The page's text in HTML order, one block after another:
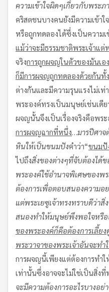
ความเข้าใจผิดๆเกี่ยวกับพระ
คริสตชนบางคนยังมีความเข้าใ
หรือถูกทดลองได้ซึ่งเป็นความเ
แม้ว่าจะมีธรรมชาติพระเจ้าแต่
จริงการถูกผจญในตัวของมันเอ
ก็มีการผจญถูกทดลองด้วยกันทั้
ต่างกันและมีความรุนแรงไม่เ
พระองค์ทรงเป็นมนุษย์เช่นเดี
ผจญนั้นจึงเป็นเรื่องจริงคือพร
การผจญฉากที่หนึ่ง…มารปีศาจ
หินให้เป็นขนมปังคำว่า“ขนมปั
ไปถึงสิ่งของต่างๆที่จับต้องได้
พระองค์ใช้อำนาจพิเศษของพ
ต้องการเพื่อตอบสนองความอ
แต่พระเยซูเจ้าทรงทราบดีว่าสิ่
สนองทำให้มนุษย์พึงพอใจหรือ
ของพระองค์ก็คือต้องการเลี้ย
พระวาจาของพระเจ้าอันจะทำ
การผจญนี้เพียงแต่ต้องการทำ
เท่านั้นซึ่งอาจจะไม่ใช่เป็นสิ่งที่
จะมีความต้องการอะไรบางอ